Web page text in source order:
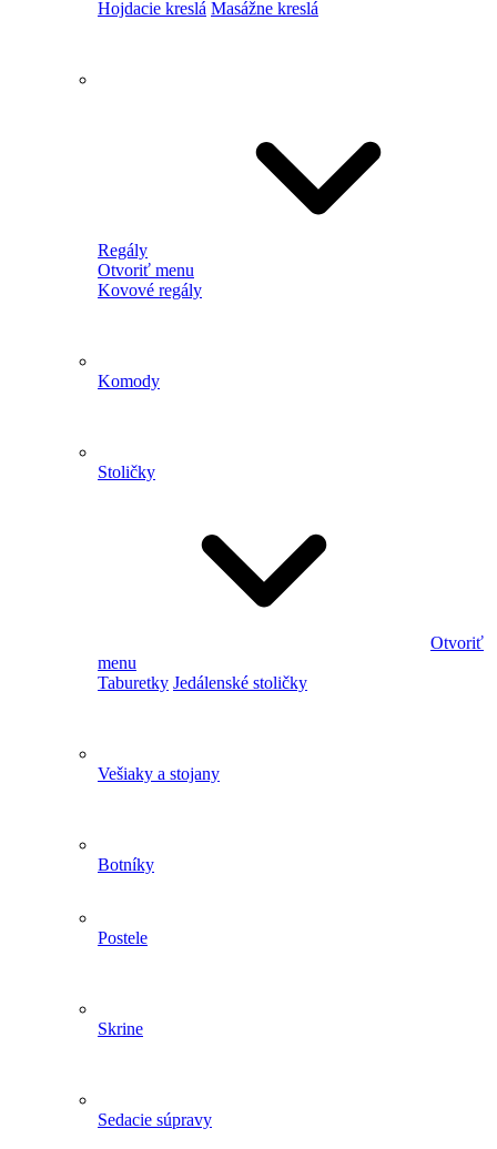
Hojdacie kreslá Masážne kreslá
Regály
Otvoriť menu
Kovové regály
Komody
Stoličky
Otvoriť
menu
Taburetky Jedálenské stoličky
Vešiaky a stojany
Botníky
Postele
Skrine
Sedacie súpravy